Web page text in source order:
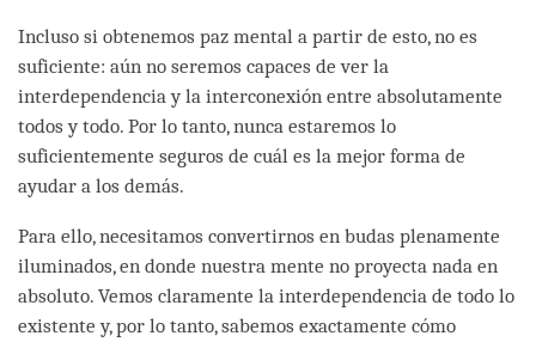
Incluso si obtenemos paz mental a partir de esto, no es
suficiente: aún no seremos capaces de ver la
interdependencia y la interconexión entre absolutamente
todos y todo. Por lo tanto, nunca estaremos lo
suficientemente seguros de cuál es la mejor forma de
ayudar a los demás.
Para ello, necesitamos convertirnos en budas plenamente
iluminados, en donde nuestra mente no proyecta nada en
absoluto. Vemos claramente la interdependencia de todo lo
existente y, por lo tanto, sabemos exactamente cómo